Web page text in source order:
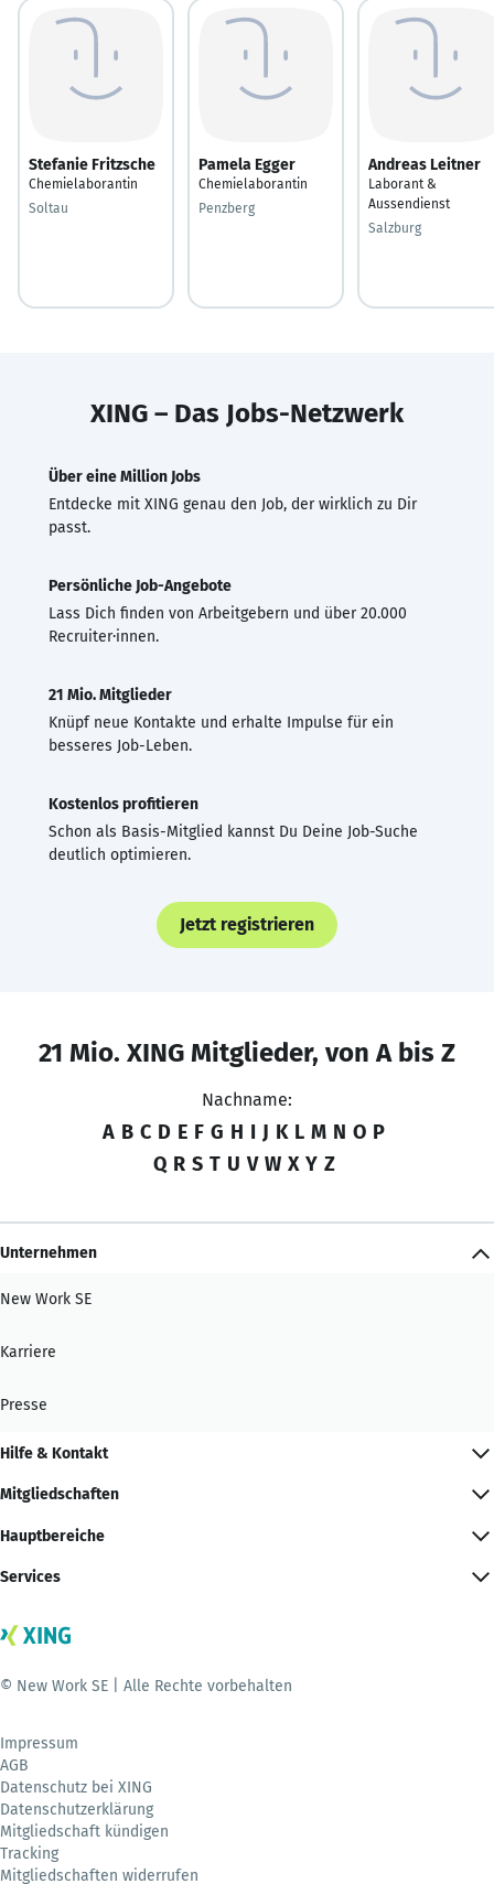
Stefanie Fritzsche
Chemielaborantin
Soltau
Pamela Egger
Chemielaborantin
Penzberg
Andreas Leitner
Laborant &
Aussendienst
Salzburg
XING – Das Jobs-Netzwerk
Über eine Million Jobs
Entdecke mit XING genau den Job, der wirklich zu Dir
passt.
Persönliche Job-Angebote
Lass Dich finden von Arbeitgebern und über 20.000
Recruiter·innen.
21 Mio. Mitglieder
Knüpf neue Kontakte und erhalte Impulse für ein
besseres Job-Leben.
Kostenlos profitieren
Schon als Basis-Mitglied kannst Du Deine Job-Suche
deutlich optimieren.
Jetzt registrieren
21 Mio. XING Mitglieder, von A bis Z
Nachname:
A B C D E F G H I J K L M N O P
Q R S T U V W X Y Z
Unternehmen
New Work SE
Karriere
Presse
Hilfe & Kontakt
Mitgliedschaften
Hauptbereiche
Services
© New Work SE | Alle Rechte vorbehalten
Impressum
AGB
Datenschutz bei XING
Datenschutzerklärung
Mitgliedschaft kündigen
Tracking
Mitgliedschaften widerrufen